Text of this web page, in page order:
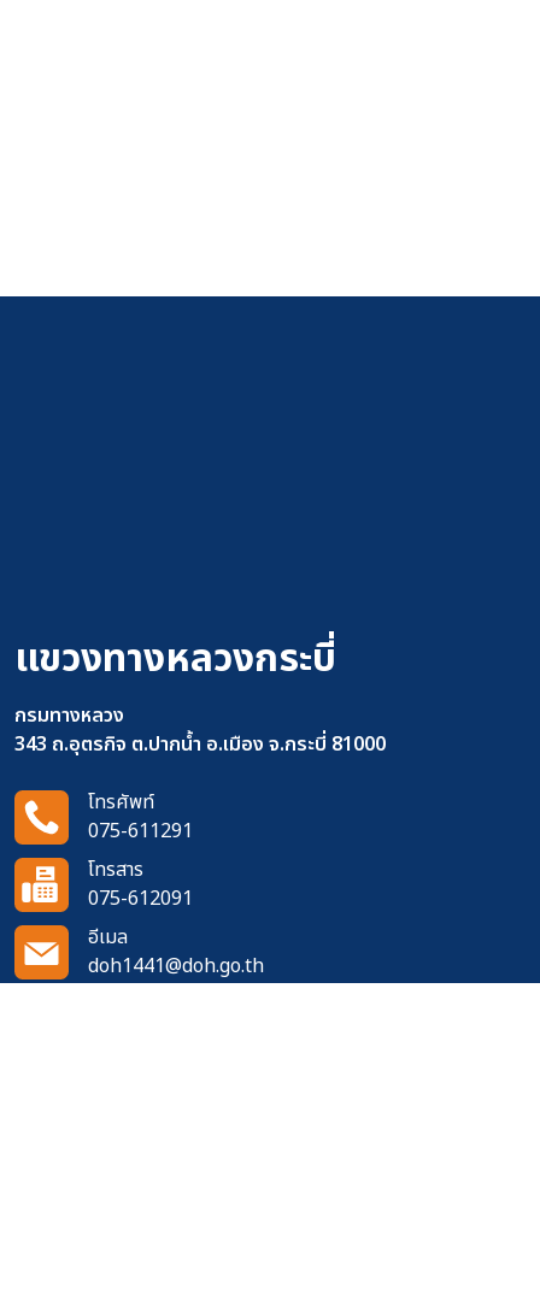
แขวงทางหลวงกระบี่
กรมทางหลวง
343 ถ.อุตรกิจ ต.ปากน้ำ อ.เมือง จ.กระบี่ 81000
โทรศัพท์
075-611291
โทรสาร
075-612091
อีเมล
doh1441@doh.go.th